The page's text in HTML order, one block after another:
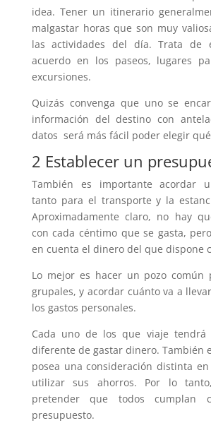
idea. Tener un itinerario
malgastar horas que son muy
las actividades del día. Trata de
acuerdo en los paseos, lugares
excursiones.
Quizás convenga que uno se
información del destino con
datos será más fácil poder elegir
2 Establecer un
También es importante acordar
tanto para el transporte y la
Aproximadamente claro, no hay
con cada céntimo que se gasta,
en cuenta el dinero del que dispone
Lo mejor es hacer un pozo común
grupales, y acordar cuánto va a
los gastos personales.
Cada uno de los que viaje tendrá
diferente de gastar dinero. También
posea una consideración distinta
utilizar sus ahorros. Por lo
pretender que todos cumplan
presupuesto.